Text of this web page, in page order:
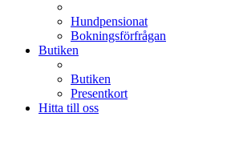
Hundpensionat
Bokningsförfrågan
Butiken
Butiken
Presentkort
Hitta till oss